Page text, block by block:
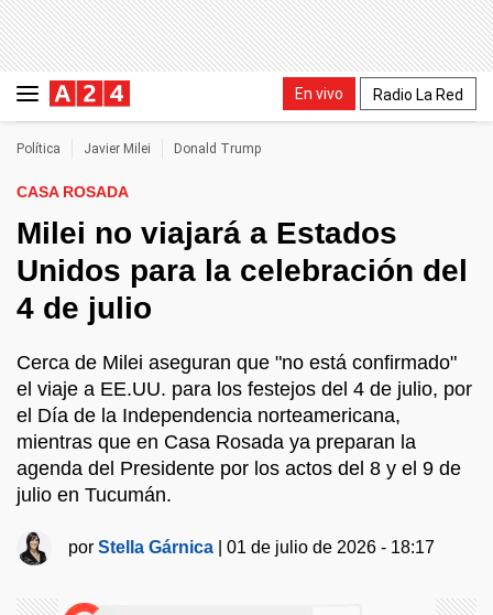
En vivo Radio La Red
Política Javier Milei Donald Trump
CASA ROSADA
Milei no viajará a Estados
Unidos para la celebración del
4 de julio
Cerca de Milei aseguran que "no está confirmado"
el viaje a EE.UU. para los festejos del 4 de julio, por
el Día de la Independencia norteamericana,
mientras que en Casa Rosada ya preparan la
agenda del Presidente por los actos del 8 y el 9 de
julio en Tucumán.
porStella Gárnica |01 de julio de 2026 - 18:17